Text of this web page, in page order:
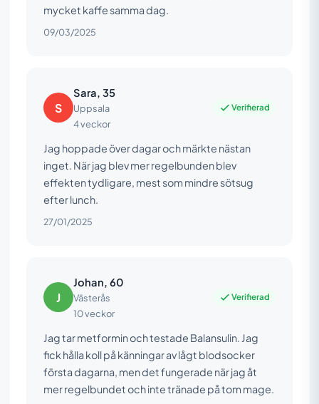
mycket kaffe samma dag.
09/03/2025
S
Sara, 35
Uppsala
4 veckor
Verifierad
Jag hoppade över dagar och märkte nästan
inget. När jag blev mer regelbunden blev
effekten tydligare, mest som mindre sötsug
efter lunch.
27/01/2025
J
Johan, 60
Västerås
10 veckor
Verifierad
Jag tar metformin och testade Balansulin. Jag
fick hålla koll på känningar av lågt blodsocker
första dagarna, men det fungerade när jag åt
mer regelbundet och inte tränade på tom mage.